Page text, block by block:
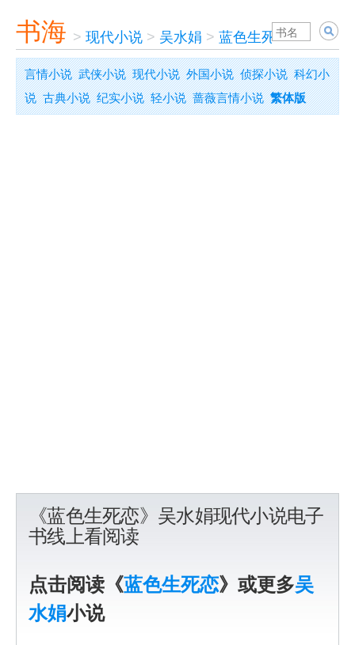
书海 > 现代小说 > 吴水娟 > 蓝色生死恋
言情小说 武侠小说 现代小说 外国小说 侦探小说 科幻小
说 古典小说 纪实小说 轻小说 蔷薇言情小说 繁体版
《蓝色生死恋》吴水娟现代小说电子
书线上看阅读
点击阅读《蓝色生死恋》或更多吴
水娟小说